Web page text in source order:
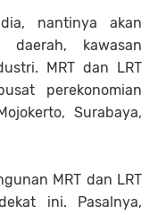
nantinya akan
daerah, kawasan
MRT dan LRT
perekonomian
Surabaya,
MRT dan LRT
ini. Pasalnya,